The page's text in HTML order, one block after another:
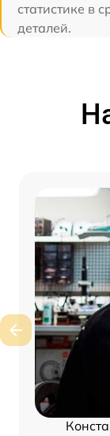
статистике в
деталей.